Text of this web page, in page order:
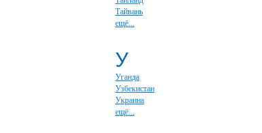
Тайвань
ещё...
У
Уганда
Узбекистан
Украина
ещё...